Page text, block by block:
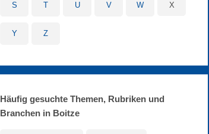
S T U V W X
Y Z
Häufig gesuchte Themen, Rubriken und
Branchen in Boitze